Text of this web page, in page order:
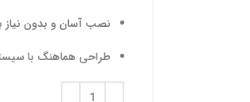
نصب آسان و بدون نیاز
طراحی هماهنگ با